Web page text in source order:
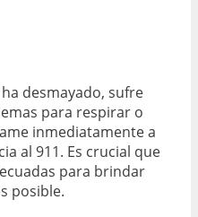
desmayado, sufre
para respirar o
inmediatamente a
al 911. Es crucial que
para brindar
posible.